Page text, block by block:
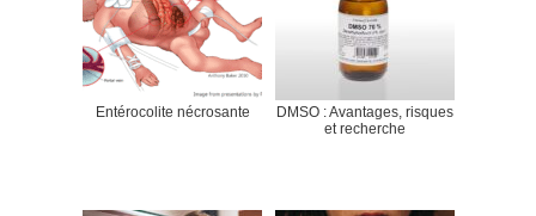
Entérocolite nécrosante
DMSO : Avantages, risques
et recherche